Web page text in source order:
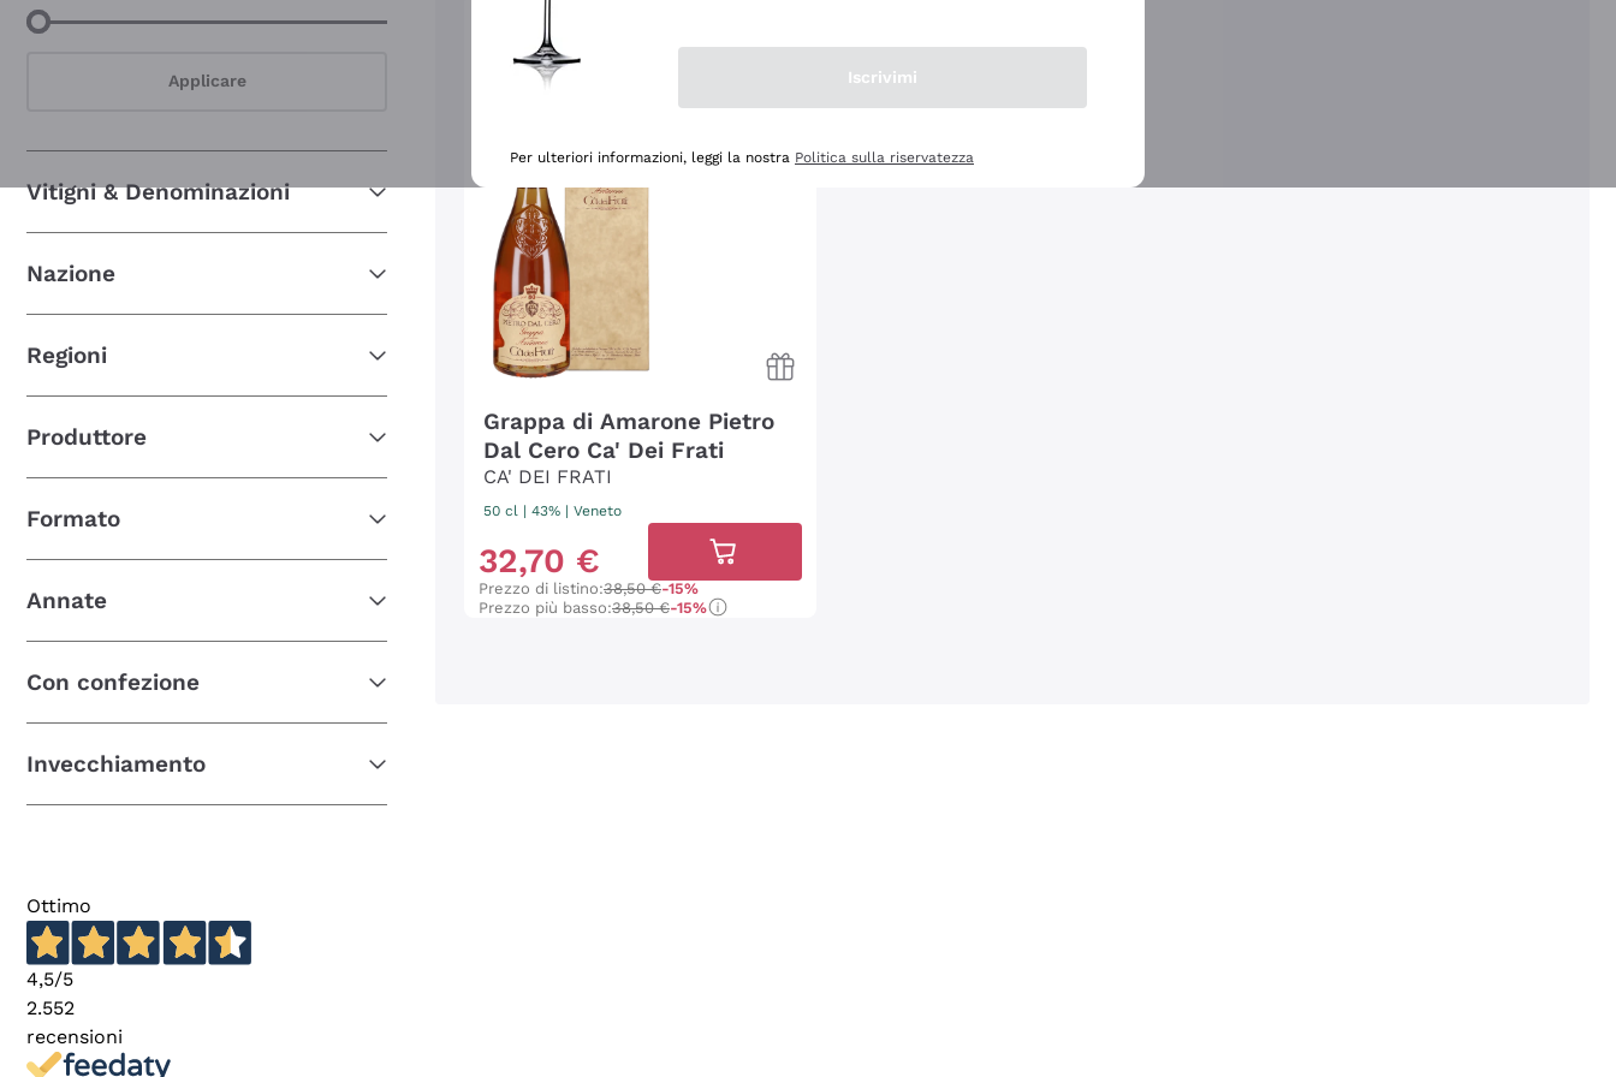
Minimum Value
Maximum Value
Applicare
Vitigni & Denominazioni
Nazione
Regioni
Produttore
Formato
Annate
Con confezione
Invecchiamento
SCONTO
Grappa di Amarone Pietro
Dal Cero Ca' Dei Frati
CA' DEI FRATI
50 cl | 43% | Veneto
32,70 €
Prezzo di listino:38,50 €-15%
Prezzo più basso:38,50 €-15%
Ottimo
4,5/5
2.552
recensioni
Iscrivimi
Per ulteriori informazioni, leggi la nostra Politica sulla riservatezza